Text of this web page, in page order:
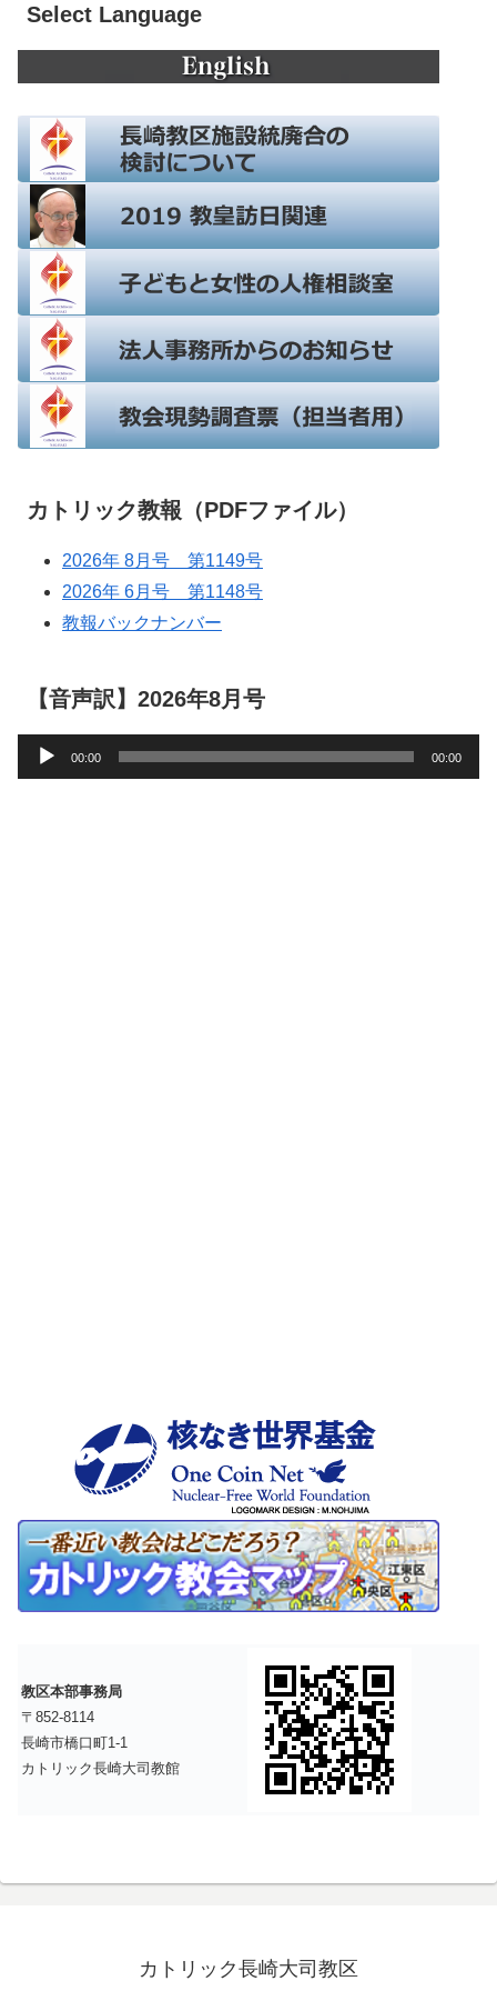
Select Language
カトリック教報（PDFファイル）
2026年 8月号 第1149号
2026年 6月号 第1148号
教報バックナンバー
【音声訳】2026年8月号
声
00:00 00:00
教区本部事務局
〒852-8114
長崎市橋口町1-1
カトリック長崎大司教館
カトリック長崎大司教区